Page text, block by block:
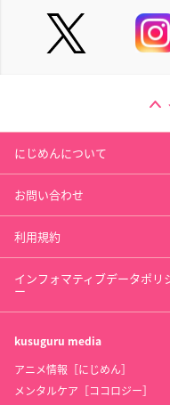
にじめんについて
お問い合わせ
利用規約
インフォマティブデータポリ
ー
kusuguru media
アニメ情報［にじめん］
メンタルケア［ココロジー］